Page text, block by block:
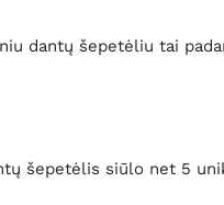
dantų šepetėliu tai
šepetėlis siūlo net 5